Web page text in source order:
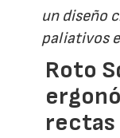
un diseño
paliativos
Roto
rectas